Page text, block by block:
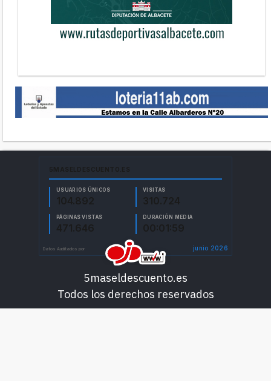
5maseldescuento.es
Todos los derechos reservados